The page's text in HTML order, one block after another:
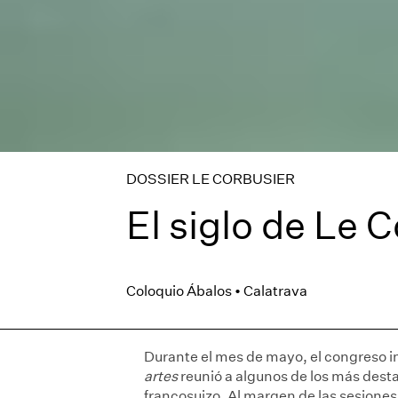
DOSSIER LE CORBUSIER
El siglo de Le
Coloquio Ábalos • Calatrava
Durante el mes de mayo, el congreso
artesreunió a algunos de los más